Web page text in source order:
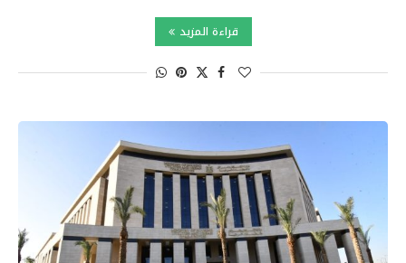
قراءة المزيد